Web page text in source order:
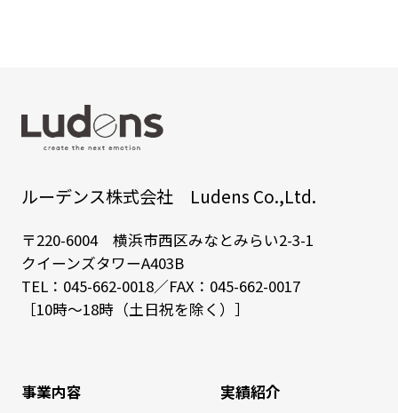
ルーデンス株式会社 Ludens Co.,Ltd.
〒220-6004 横浜市西区みなとみらい2-3-1
クイーンズタワーA403B
TEL： 045-662-0018／FAX：045-662-0017
［10時～18時（土日祝を除く）］
事業内容 実績紹介